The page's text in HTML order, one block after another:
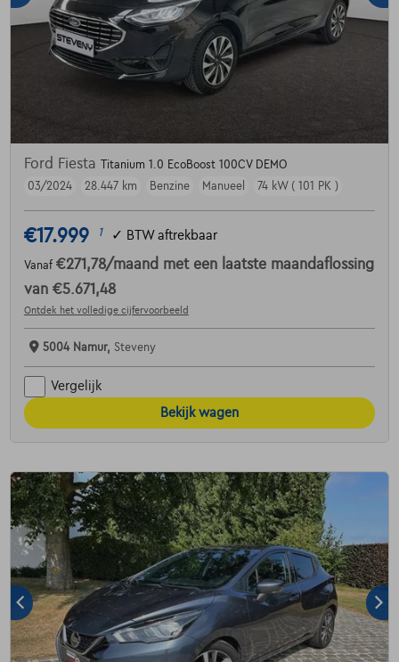
Ford Fiesta Titanium 1.0 EcoBoost 100CV DEMO
03/2024
28.447 km Benzine Manueel 74 kW ( 101 PK )
€17.999 1 ✓ BTW aftrekbaar
Vanaf €271,78/maand met een laatste maandaflossing
van €5.671,48
Ontdek het volledige cijfervoorbeeld
5004 Namur, Steveny
Vergelijk
Bekijk wagen